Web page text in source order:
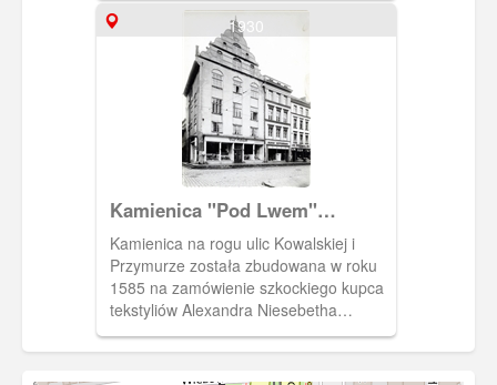
Wilhelm Cafe" (do roku 1929) i dalej filia
firmy galanteryjnej "A. Ischdonat" (w
latach 30-tych działała potem
księgarnia "Hansa-Buchhandlung"). W
roku 1929 budynek zakupiła Kasa
Oszczędnościowa i utworzyła tam swoją
siedzibę. Podczas zdobywania Elbląga
w roku 1945, budynek uległ wypaleniu i
pod koniec lat 40-tych został wyburzony
1930
Kamienica "Pod Lwem"
(Nisbeta)
Kamienica na rogu ulic Kowalskiej i
Przymurze została zbudowana w roku
1585 na zamówienie szkockiego kupca
tekstyliów Alexandra Niesebetha
(Nisbeta). Jedna z pierwszych kamienic
Elbląga, zbudowanych w stylu